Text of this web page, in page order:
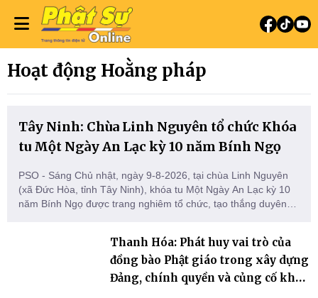
Hoạt động Hoằng pháp
Tây Ninh: Chùa Linh Nguyên tổ chức Khóa
tu Một Ngày An Lạc kỳ 10 năm Bính Ngọ
PSO - Sáng Chủ nhật, ngày 9-8-2026, tại chùa Linh Nguyên
(xã Đức Hòa, tỉnh Tây Ninh), khóa tu Một Ngày An Lạc kỳ 10
năm Bính Ngọ được trang nghiêm tổ chức, tạo thắng duyên
Thanh Hóa: Phát huy vai trò của
đồng bào Phật giáo trong xây dựng
Đảng, chính quyền và củng cố khối